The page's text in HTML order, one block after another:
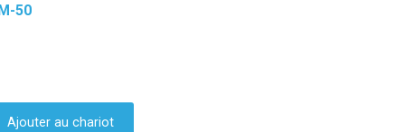
50
Ajouter au chariot